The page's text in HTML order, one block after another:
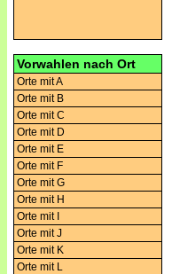
Vorwahlen nach Ort
Orte mit A
Orte mit B
Orte mit C
Orte mit D
Orte mit E
Orte mit F
Orte mit G
Orte mit H
Orte mit I
Orte mit J
Orte mit K
Orte mit L